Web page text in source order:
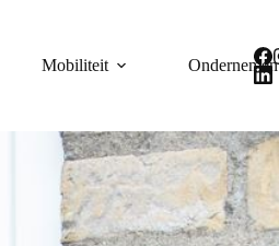
Mobiliteit Ondernemen